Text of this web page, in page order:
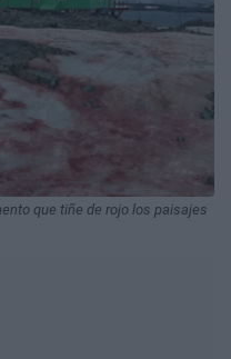
que tiñe de rojo los paisajes